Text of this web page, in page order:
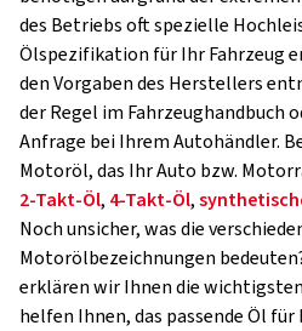
des Betriebs oft spezielle
Ölspezifikation für Ihr Fahrzeug
den Vorgaben des Herstellers
der Regel im Fahrzeughandbuch
Anfrage bei Ihrem Autohändler.
Motoröl, das Ihr Auto bzw.
2-Takt-Öl, 4-Takt-Öl,
Noch unsicher, was die
Motorölbezeichnungen
erklären wir Ihnen die
helfen Ihnen, das passende Öl